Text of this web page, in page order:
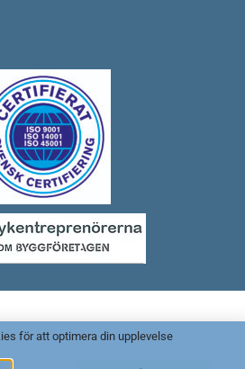
för att optimera din upplevelse